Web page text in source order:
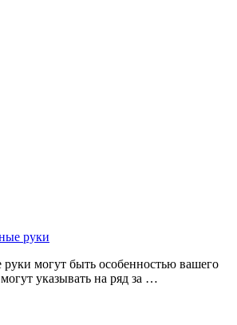
руки
могут быть особенностью вашего
указывать на ряд за …